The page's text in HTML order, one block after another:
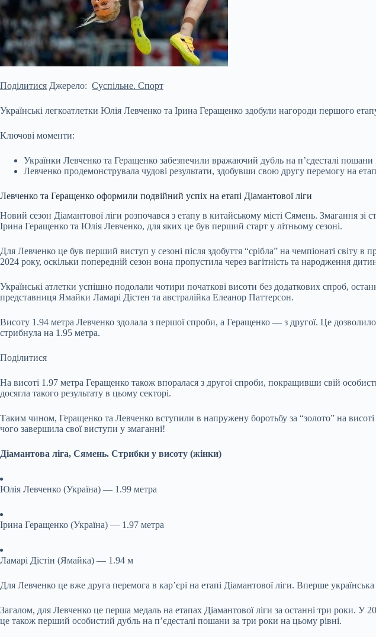
Поділитися Джерело: Суспільне. Спорт
Українські легкоатлетки Юлія Левченко та Ірина Геращенко здобули нагороди першого
Ключові моменти:
Українки Левченко та Геращенко забезпечили вражаючий дубль на п’єдесталі
Левченко продемонструвала чудові результати, здобувши свою другу перемогу на
Левченко та Геращенко оформили подвійний успіх на етапі Діамантової ліги
Новий сезон Діамантової ліги розпочався з етапу в китайському місті Сямень. Змагання
Ірина Геращенко та Юлія Левченко, для яких це був перший старт у літньому сезоні.
Для Левченко це був перший виступ у сезоні після здобуття “срібла” на чемпіонаті світу
2024 року, оскільки попередній сезон вона пропустила через вагітність та народження
Українські атлетки успішно подолали чотири початкові висоти без додаткових спроб,
представниця Ямайки Ламарі Дістен та австралійка Елеанор Паттерсон.
Висоту 1.94 метра Левченко здолала з першої спроби, а Геращенко — з другої. Це
стрибнула на 1.95 метра.
Поділитися
На висоті 1.97 метра Геращенко також впоралася з другої спроби, покращивши свій
досягла такого результату в цьому секторі.
Таким чином, Геращенко та Левченко вступили в напружену боротьбу за “золото” на
чого завершила свої виступи у змаганні!
Діамантова ліга, Сямень. Стрибки у висоту (жінки)
Юлія Левченко (Україна) — 1.99 метра
Ірина Геращенко (Україна) — 1.97 метра
Ламарі Дістін (Ямайка) — 1.94 м
Для Левченко це вже друга перемога в кар’єрі на етапі Діамантової ліги. Вперше
Загалом, для Левченко це перша медаль на етапах Діамантової ліги за останні три роки.
це також перший особистий дубль на п’єдесталі пошани за три роки на цьому рівні.